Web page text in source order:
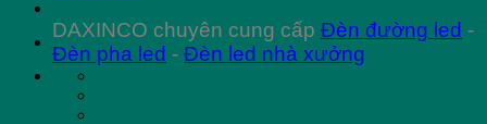
DAXINCO chuyên cung cấp Đèn đường led -
Đèn pha led - Đèn led nhà xưởng